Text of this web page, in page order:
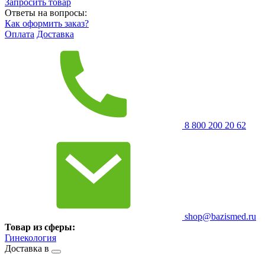
Ответы на вопросы:
Как оформить заказ?
Оплата Доставка
8 800 200 20 62
shop@bazismed.ru
Товар из сферы:
Гинекология
Доставка в